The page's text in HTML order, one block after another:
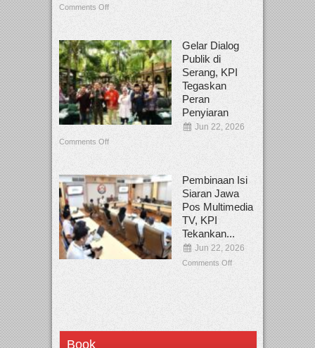
Comments Off
Gelar Dialog
Publik di
Serang, KPI
Tegaskan
Peran
Penyiaran
Jun 22, 2026
Comments Off
Pembinaan Isi
Siaran Jawa
Pos Multimedia
TV, KPI
Tekankan...
Jun 22, 2026
Comments Off
Book